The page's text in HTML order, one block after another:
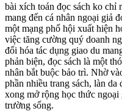
bài xích toán đọc sách ko chỉ
mang đến cá nhân ngoại giả
một mạng phố hội xuất hiện
việc tăng cường quý doanh
đổi hóa tác dụng giao du
phản biện, đọc sách là một
nhân bắt buộc bảo trì. Nhờ
phần nhiều trang sách, làn
xong mở rộng học thức
trường sống.